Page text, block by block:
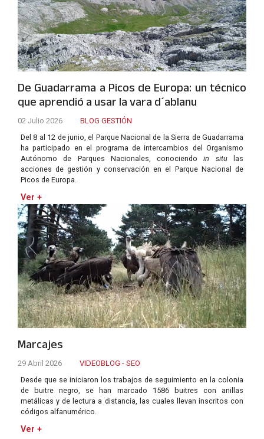
De Guadarrama a Picos de Europa: un técnico
que aprendió a usar la vara d´ablanu
02 Julio 2026
BLOG GESTIÓN
Del 8 al 12 de junio, el Parque Nacional de la Sierra de Guadarrama
ha participado en el programa de intercambios del Organismo
Autónomo de Parques Nacionales, conociendoin situlas
acciones de gestión y conservación en el Parque Nacional de
Picos de Europa.
Ver +
Marcajes
29 Abril 2026
VIDEOBLOG - SEO
Desde que se iniciaron los trabajos de seguimiento en la colonia
de buitre negro, se han marcado 1586 buitres con anillas
metálicas y de lectura a distancia, las cuales llevan inscritos con
códigos alfanumérico.
Ver +